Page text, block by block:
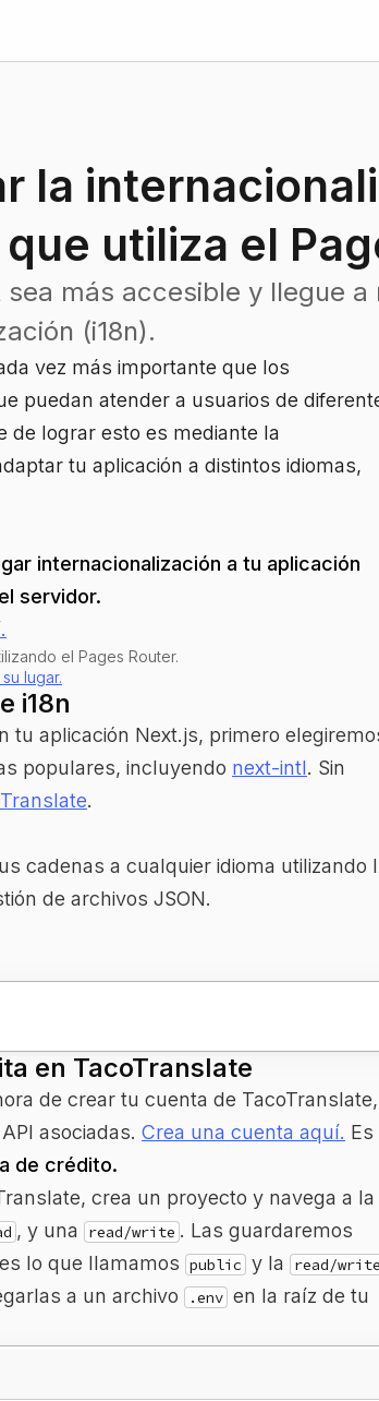
la
utiliza el
más accesible y llegue a
(i18n).
vez más importante que los
puedan atender a usuarios de
de lograr esto es mediante la
tu aplicación a distintos idiomas,
internacionalización a tu aplicación
servidor.
el Pages Router.
lugar.
i18n
tu aplicación Next.js, primero
populares, incluyendo next-intl. Sin
.
cadenas a cualquier idioma utilizando
de archivos JSON.
en TacoTranslate
de crear tu cuenta de TacoTranslate,
asociadas. Crea una cuenta aquí. Es
de crédito.
crea un proyecto y navega a la
, y una read/write . Las guardaremos
lo que llamamos public y la read/write
a un archivo .env en la raíz de tu